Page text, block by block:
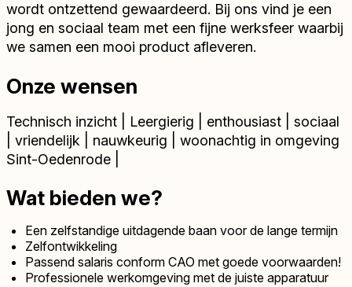
wordt ontzettend gewaardeerd. Bij ons vind je een
jong en sociaal team met een fijne werksfeer waarbij
we samen een mooi product afleveren.
Onze wensen
Technisch inzicht | Leergierig | enthousiast | sociaal
| vriendelijk | nauwkeurig | woonachtig in omgeving
Sint-Oedenrode |
Wat bieden we?
Een zelfstandige uitdagende baan voor de lange termijn
Zelfontwikkeling
Passend salaris conform CAO met goede voorwaarden!
Professionele werkomgeving met de juiste apparatuur